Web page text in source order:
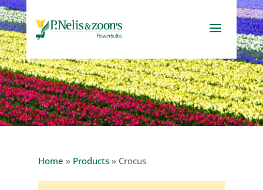
Home » Products» Crocus